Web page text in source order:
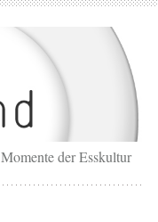
Momente der Esskultur